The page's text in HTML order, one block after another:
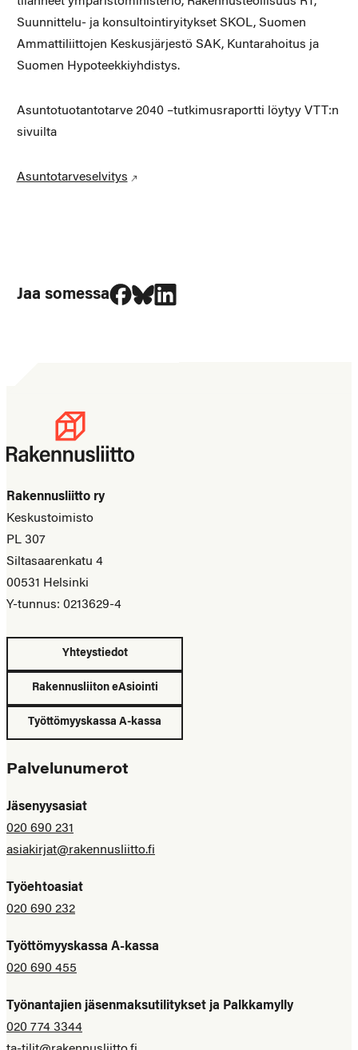
Suunnittelu- ja konsultointiryitykset SKOL, Suomen
Ammattiliittojen Keskusjärjestö SAK, Kuntarahoitus ja
Suomen Hypoteekkiyhdistys.
Asuntotuotantotarve 2040 –tutkimusraportti löytyy VTT:n
sivuilta
Asuntotarveselvitys
Jaa somessa
Jaa Facebookissa
Jaa Blueskyssa
Jaa LinkedIn:ssä
Rakennusliitto ry
Keskustoimisto
PL 307
Siltasaarenkatu 4
00531 Helsinki
Y-tunnus: 0213629-4
Yhteystiedot
Rakennusliiton eAsiointi
Työttömyyskassa A-kassa
Palvelunumerot
Jäsenyysasiat
020 690 231
asiakirjat@rakennusliitto.fi
Työehtoasiat
020 690 232
Työttömyyskassa A-kassa
020 690 455
Työnantajien jäsenmaksutilitykset ja Palkkamylly
020 774 3344